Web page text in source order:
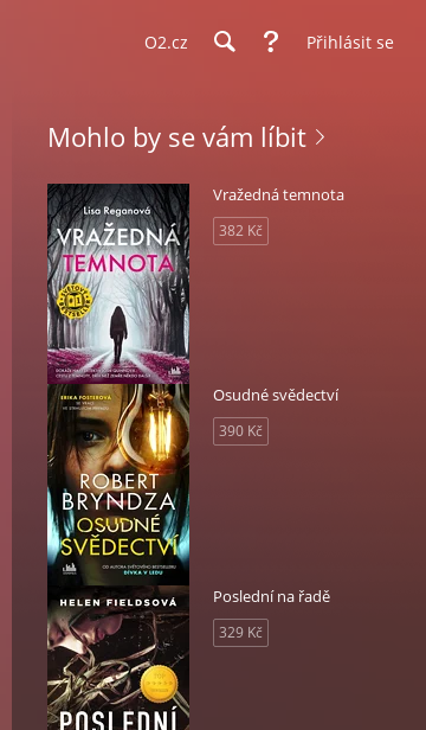
O2.cz Přihlásit se
Mohlo by se vám líbit
Vražedná temnota
382 Kč
Osudné svědectví
390 Kč
Poslední na řadě
329 Kč